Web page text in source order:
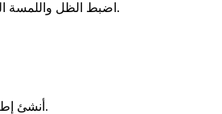
اضبط الظل واللمسة النهائية والشدة على العيون والشفاه والخدود والحواجب. بفضل عناصر التحكم الدقيقة والطلاء الداخلي، يمنحك مولد المكياج بالذكاء الاصطناعي التحكم في كل التفاصيل.
أنشئ إطلالات متناسقة لموجزات أو حملات كاملة في وقت قياسي. يساعدك مولد المكياج بالذكاء الاصطناعي على إنتاج صور مرئية ذات علامة تجارية وزيادة التفاعل على الفور.